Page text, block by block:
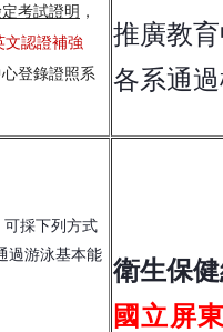
考試證明 ，
文認證補強
登錄證照系
推廣教
各系通
採下列方式
過游泳基本能
衛生保健
國立屏